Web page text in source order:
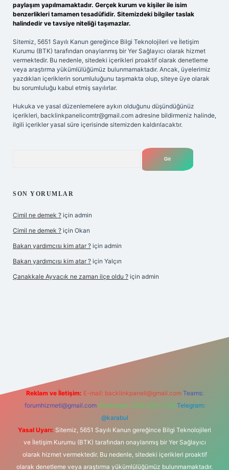
paylaşım yapılmamaktadır. Gerçek kurum ve kişiler ile isim
benzerlikleri tamamen tesadüfidir. Sitemizdeki bilgiler taslak
halindedir ve tavsiye niteliği taşımazlar.
Sitemiz, 5651 Sayılı Kanun gereğince Bilgi Teknolojileri ve İletişim
Kurumu (BTK) tarafından onaylanmış bir Yer Sağlayıcı olarak hizmet
vermektedir. Bu nedenle, sitedeki içerikleri proaktif olarak denetleme
veya araştırma yükümlülüğümüz bulunmamaktadır. Ancak, üyelerimiz
yazdıkları içeriklerin sorumluluğunu taşımakta olup, siteye üye olarak
bu sorumluluğu kabul etmiş sayılırlar.
Hukuka ve yasal düzenlemelere aykırı olduğunu düşündüğünüz
içerikleri, backlinkpanelicomtr@gmail.com adresine bildirmeniz halinde,
ilgili içerikler yasal süre içerisinde sitemizden kaldırılacaktır.
SON YORUMLAR
Cimil ne demek ? için admin
Cimil ne demek ? için Okan
Bakan yardımcısı kim atar ? için admin
Bakan yardımcısı kim atar ? için Yalçın
Çanakkale Ayvacık ne zaman ilçe oldu ? için admin
Reklam ve İletişim: E-mail: backlinkpaneli@gmail.com Teams:
forumhizmeti@gmail.com Whatsapp: 0262 606 0 726 Telegram:
@karabul
Yasal Uyarı: Sitemiz, 5651 Sayılı Kanun gereğince Bilgi Teknolojileri
ve İletişim Kurumu (BTK) tarafından onaylanmış bir Yer Sağlayıcı
olarak hizmet vermektedir. Bu nedenle, sitedeki içerikleri proaktif
olarak denetleme veya araştırma yükümlülüğümüz bulunmamaktadır.